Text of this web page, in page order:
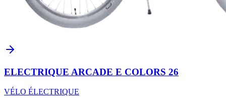
ELECTRIQUE ARCADE E COLORS 26
VÉLO ÉLECTRIQUE